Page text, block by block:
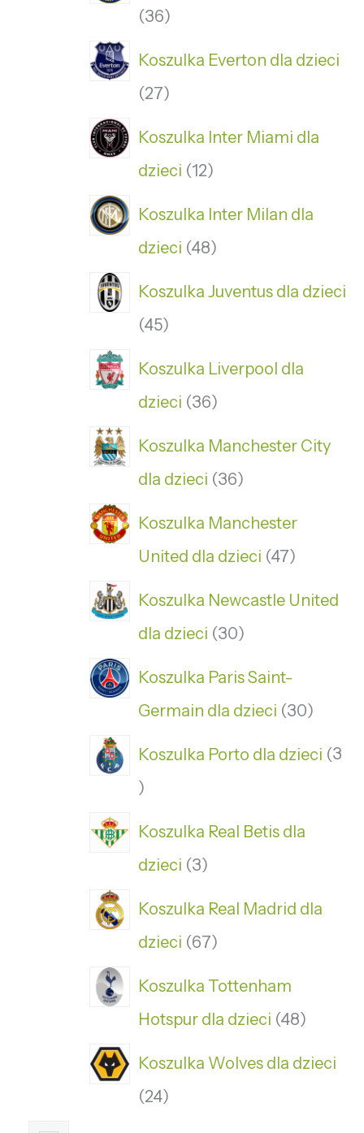
36
Koszulka Everton dla dzieci
27
Koszulka Inter Miami dla
dzieci 12
Koszulka Inter Milan dla
dzieci 48
Koszulka Juventus dla dzieci
45
Koszulka Liverpool dla
dzieci 36
Koszulka Manchester City
dla dzieci 36
Koszulka Manchester
United dla dzieci 47
Koszulka Newcastle United
dla dzieci 30
Koszulka Paris Saint-
Germain dla dzieci 30
Koszulka Porto dla dzieci 3
Koszulka Real Betis dla
dzieci 3
Koszulka Real Madrid dla
dzieci 67
Koszulka Tottenham
Hotspur dla dzieci 48
Koszulka Wolves dla dzieci
24